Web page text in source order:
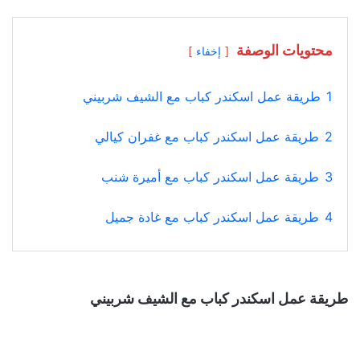
محتويات الوصفة إخفاء
1 طريقة عمل اسكندر كباب مع الشيف شربيني
2 طريقة عمل اسكندر كباب مع غفران كيالي
3 طريقة عمل اسكندر كباب مع أميرة شنب
4 طريقة عمل اسكندر كباب مع غادة جميل
طريقة عمل اسكندر كباب مع الشيف شربيني